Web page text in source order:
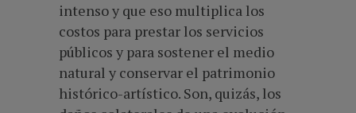
intenso y que eso multiplica los
costos para prestar los servicios
públicos y para sostener el medio
natural y conservar el patrimonio
histórico-artístico. Son, quizás, los